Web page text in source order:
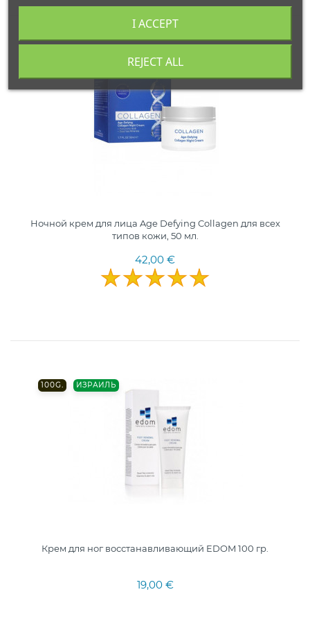
Ночной крем для лица Age Defying Collagen для всех
типов кожи, 50 мл.
42,00 €
100G. ИЗРАИЛЬ
Крем для ног восстанавливающий EDOM 100 гр.
19,00 €
REJECT ALL
I ACCEPT